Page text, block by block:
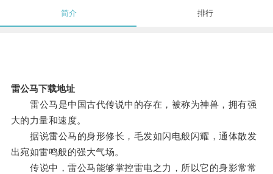
简介 排行
雷公马下载地址
雷公马是中国古代传说中的存在，被称为神兽，拥有强
大的力量和速度。
据说雷公马的身形修长，毛发如闪电般闪耀，通体散发
出宛如雷鸣般的强大气场。
传说中，雷公马能够掌控雷电之力，所以它的身影常常